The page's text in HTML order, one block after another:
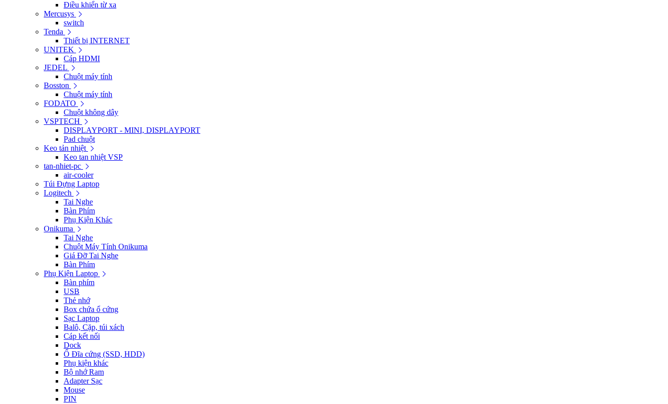
Điều khiển từ xa
Mercusys
switch
Tenda
Thiết bị INTERNET
UNITEK
Cáp HDMI
JEDEL
Chuột máy tính
Bosston
Chuột máy tính
FODATO
Chuột không dây
VSPTECH
DISPLAYPORT - MINI, DISPLAYPORT
Pad chuột
Keo tản nhiệt
Keo tan nhiệt VSP
tan-nhiet-pc
air-cooler
Túi Đựng Laptop
Logitech
Tai Nghe
Bàn Phím
Phụ Kiện Khác
Onikuma
Tai Nghe
Chuột Máy Tính Onikuma
Giá Đỡ Tai Nghe
Bàn Phím
Phụ Kiện Laptop
Bàn phím
USB
Thẻ nhớ
Box chứa ổ cứng
Sạc Laptop
Balô, Cặp, túi xách
Cáp kết nối
Dock
Ổ Đĩa cứng (SSD, HDD)
Phụ kiện khác
Bộ nhớ Ram
Adapter Sạc
Mouse
PIN